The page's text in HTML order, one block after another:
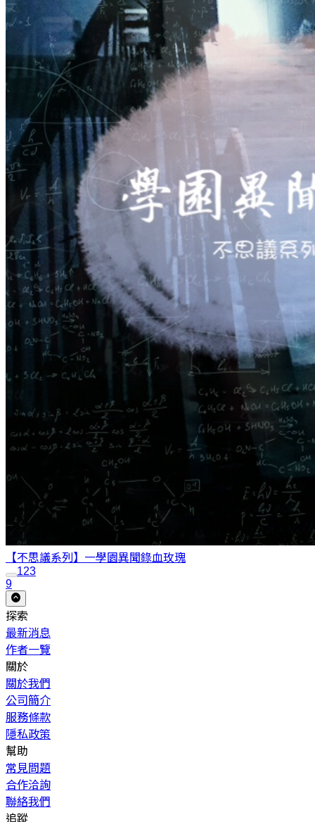
【不思議系列】一學園異聞錄血玫瑰
123
9
探索
最新消息
作者一覽
關於
關於我們
公司簡介
服務條款
隱私政策
幫助
常見問題
合作洽詢
聯絡我們
追蹤